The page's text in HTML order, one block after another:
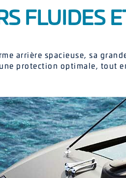
FLUIDES
arrière spacieuse, sa
protection optimale, tout